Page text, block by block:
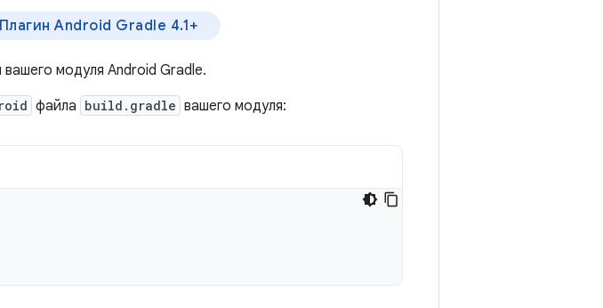
Плагин Android Gradle 4.1+
модуля Android Gradle.
файла build.gradle вашего модуля: